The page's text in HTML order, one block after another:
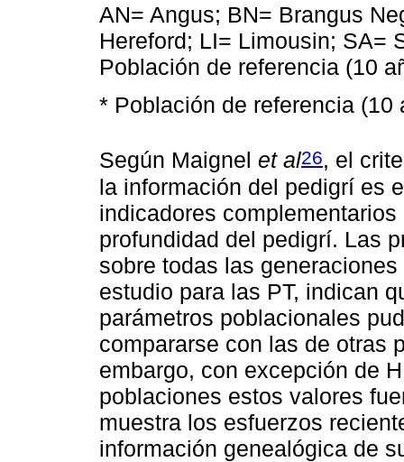
AN= Angus; BN= Brangus
Hereford; LI= Limousin; SA=
Población de referencia (10
* Población de referencia (10
Según Maignel et al26, el
la información del pedigrí es
indicadores
profundidad del pedigrí. Las
sobre todas las
estudio para las PT, indican
parámetros poblacionales
compararse con las de otras
embargo, con excepción de
poblaciones estos valores
muestra los esfuerzos
información genealógica de